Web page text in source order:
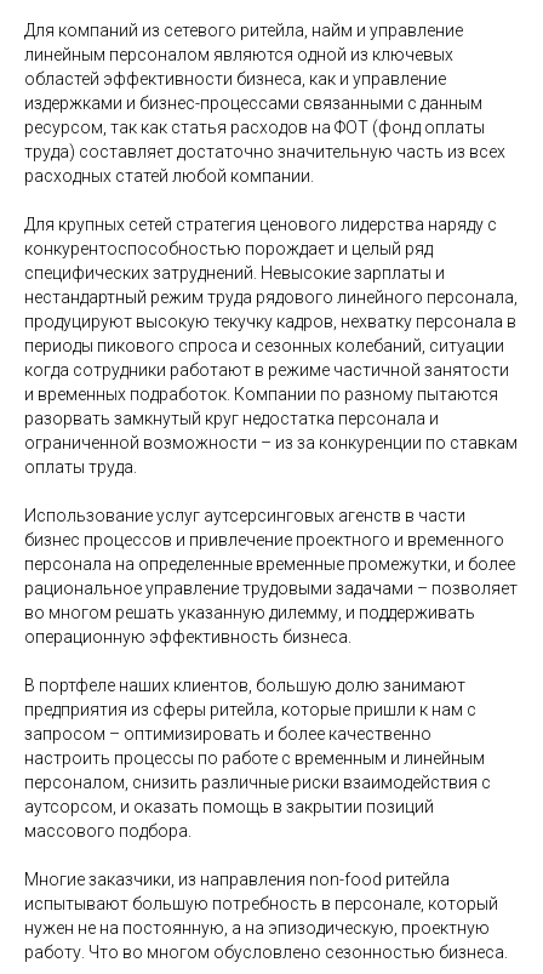
Для компаний из сетевого ритейла, найм и управление
линейным персоналом являются одной из ключевых
областей эффективности бизнеса, как и управление
издержками и бизнес-процессами связанными с данным
ресурсом, так как статья расходов на ФОТ (фонд оплаты
труда) составляет достаточно значительную часть из всех
расходных статей любой компании.
Для крупных сетей стратегия ценового лидерства наряду с
конкурентоспособностью порождает и целый ряд
специфических затруднений. Невысокие зарплаты и
нестандартный режим труда рядового линейного персонала,
продуцируют высокую текучку кадров, нехватку персонала в
периоды пикового спроса и сезонных колебаний, ситуации
когда сотрудники работают в режиме частичной занятости
и временных подработок. Компании по разному пытаются
разорвать замкнутый круг недостатка персонала и
ограниченной возможности – из за конкуренции по ставкам
оплаты труда.
Использование услуг аутсерсинговых агенств в части
бизнес процессов и привлечение проектного и временного
персонала на определенные временные промежутки, и более
рациональное управление трудовыми задачами – позволяет
во многом решать указанную дилемму, и поддерживать
операционную эффективность бизнеса.
В портфеле наших клиентов, большую долю занимают
предприятия из сферы ритейла, которые пришли к нам с
запросом – оптимизировать и более качественно
настроить процессы по работе с временным и линейным
персоналом, снизить различные риски взаимодействия с
аутсорсом, и оказать помощь в закрытии позиций
массового подбора.
Многие заказчики, из направления non-food ритейла
испытывают большую потребность в персонале, который
нужен не на постоянную, а на эпизодическую, проектную
работу. Что во многом обусловлено сезонностью бизнеса.